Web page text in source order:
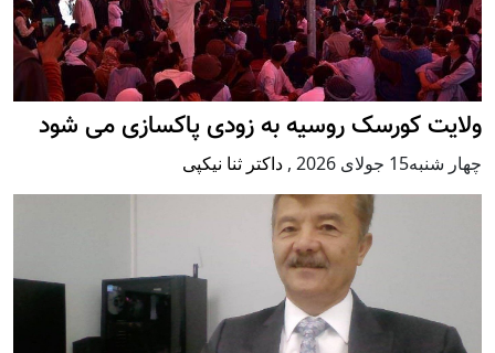
ولایت کورسک روسیه به زودی پاکسازی می شود
چهار شنبه15 جولای 2026 , داکتر ثنا نیکپی